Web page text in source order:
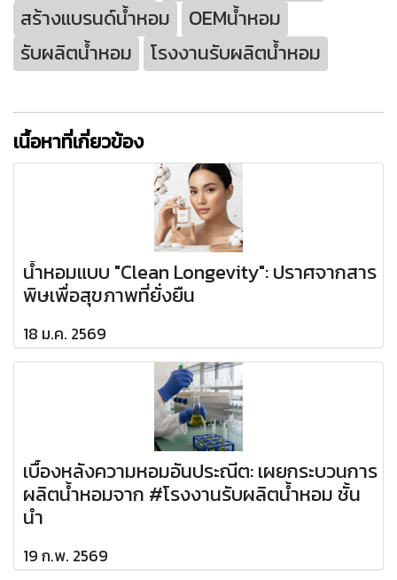
สร้างแบรนด์น้ำหอม
OEMน้ำหอม
รับผลิตน้ำหอม
โรงงานรับผลิตน้ำหอม
เนื้อหาที่เกี่ยวข้อง
น้ำหอมแบบ "Clean Longevity": ปราศจากสาร
พิษเพื่อสุขภาพที่ยั่งยืน
18 ม.ค. 2569
เบื้องหลังความหอมอันประณีต: เผยกระบวนการ
ผลิตน้ำหอมจาก #โรงงานรับผลิตน้ำหอม ชั้น
นำ
19 ก.พ. 2569